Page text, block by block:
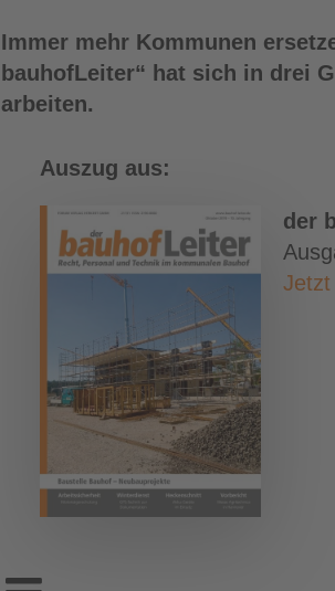
Immer mehr Kommunen
bauhofLeiter“ hat sich in drei
arbeiten.
Auszug aus:
der
Jetzt